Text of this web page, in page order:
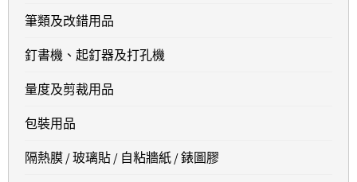
筆類及改錯用品
釘書機、起釘器及打孔機
量度及剪裁用品
包裝用品
隔熱膜 / 玻璃貼 / 自粘牆紙 / 錶圖膠